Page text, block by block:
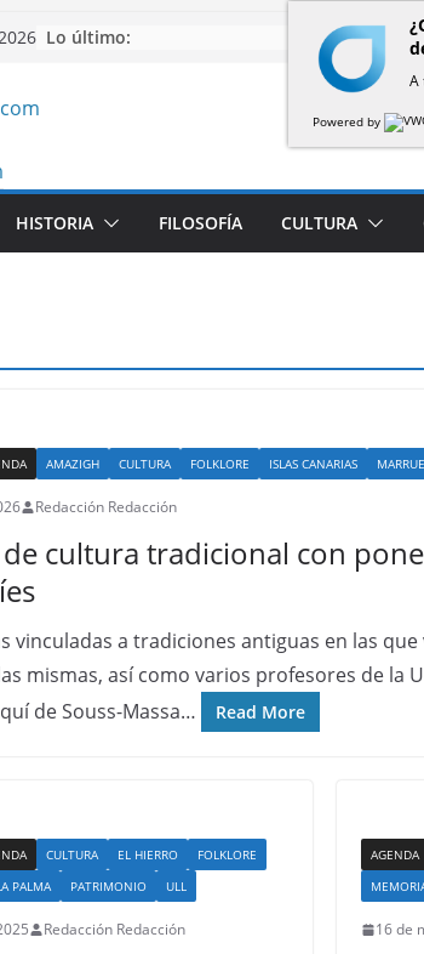
Lo último:
HISTORIA FILOSOFÍA CULTURA
AMAZIGH CULTURA FOLKLORE ISLAS CANARIAS
Redacción Redacción
de cultura tradicional con
vinculadas a tradiciones antiguas en las
mismas, así como varios profesores de la
de Souss-Massa…
Read More
CULTURA EL HIERRO
FOLKLORE
PALMA PATRIMONIO ULL
Redacción Redacción
AGENDA
16 de
A
Powered by